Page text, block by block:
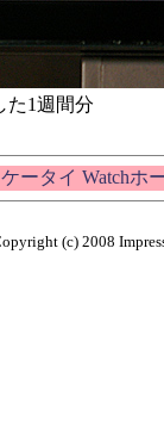
た1週間分
ケータイ Watchホ
(c) 2008